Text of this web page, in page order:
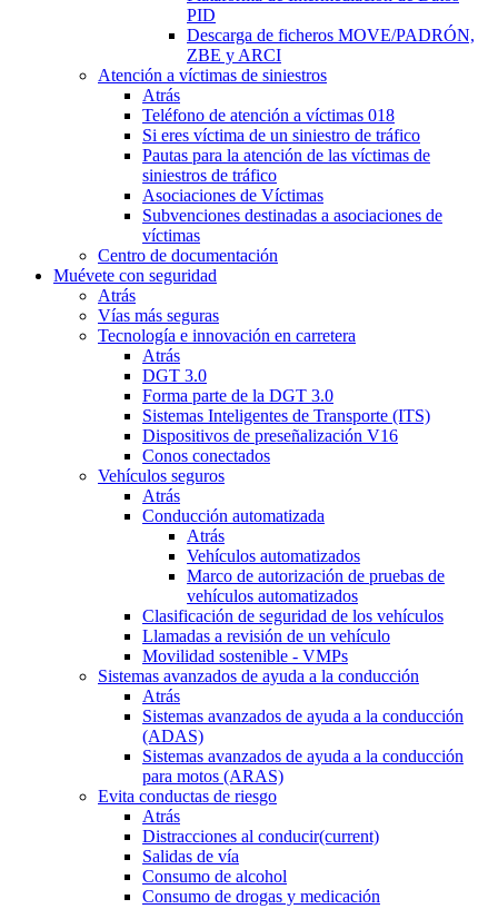
PID
Descarga de ficheros MOVE/PADRÓN,
ZBE y ARCI
Atención a víctimas de siniestros
Atrás
Teléfono de atención a víctimas 018
Si eres víctima de un siniestro de tráfico
Pautas para la atención de las víctimas de
siniestros de tráfico
Asociaciones de Víctimas
Subvenciones destinadas a asociaciones de
víctimas
Centro de documentación
Muévete con seguridad
Atrás
Vías más seguras
Tecnología e innovación en carretera
Atrás
DGT 3.0
Forma parte de la DGT 3.0
Sistemas Inteligentes de Transporte (ITS)
Dispositivos de preseñalización V16
Conos conectados
Vehículos seguros
Atrás
Conducción automatizada
Atrás
Vehículos automatizados
Marco de autorización de pruebas de
vehículos automatizados
Clasificación de seguridad de los vehículos
Llamadas a revisión de un vehículo
Movilidad sostenible - VMPs
Sistemas avanzados de ayuda a la conducción
Atrás
Sistemas avanzados de ayuda a la conducción
(ADAS)
Sistemas avanzados de ayuda a la conducción
para motos (ARAS)
Evita conductas de riesgo
Atrás
Distracciones al conducir(current)
Salidas de vía
Consumo de alcohol
Consumo de drogas y medicación